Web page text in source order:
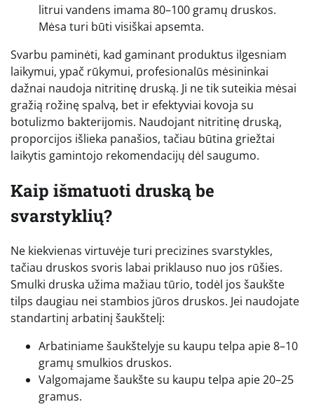
litrui vandens imama 80–100 gramų druskos.
Mėsa turi būti visiškai apsemta.
Svarbu paminėti, kad gaminant produktus ilgesniam
laikymui, ypač rūkymui, profesionalūs mėsininkai
dažnai naudoja nitritinę druską. Ji ne tik suteikia mėsai
gražią rožinę spalvą, bet ir efektyviai kovoja su
botulizmo bakterijomis. Naudojant nitritinę druską,
proporcijos išlieka panašios, tačiau būtina griežtai
laikytis gamintojo rekomendacijų dėl saugumo.
Kaip išmatuoti druską be
svarstyklių?
Ne kiekvienas virtuvėje turi precizines svarstykles,
tačiau druskos svoris labai priklauso nuo jos rūšies.
Smulki druska užima mažiau tūrio, todėl jos šaukšte
tilps daugiau nei stambios jūros druskos. Jei naudojate
standartinį arbatinį šaukštelį:
Arbatiniame šaukštelyje su kaupu telpa apie 8–10
gramų smulkios druskos.
Valgomajame šaukšte su kaupu telpa apie 20–25
gramus.